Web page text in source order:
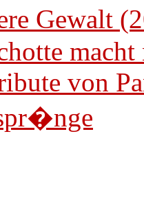
Gewalt
von